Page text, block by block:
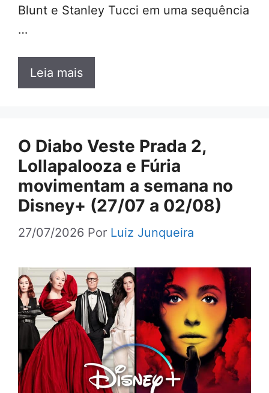
Blunt e Stanley Tucci em uma sequência
…
Leia mais
O Diabo Veste Prada 2,
Lollapalooza e Fúria
movimentam a semana no
Disney+ (27/07 a 02/08)
27/07/2026 Por Luiz Junqueira